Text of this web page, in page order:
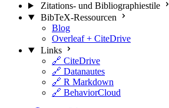
Zitations- und Bibliographiestile
BibTeX-Ressourcen
Blog
Overleaf + CiteDrive
Links
🔗 CiteDrive
🔗 Datanautes
🔗 R Markdown
🔗 BehaviorCloud